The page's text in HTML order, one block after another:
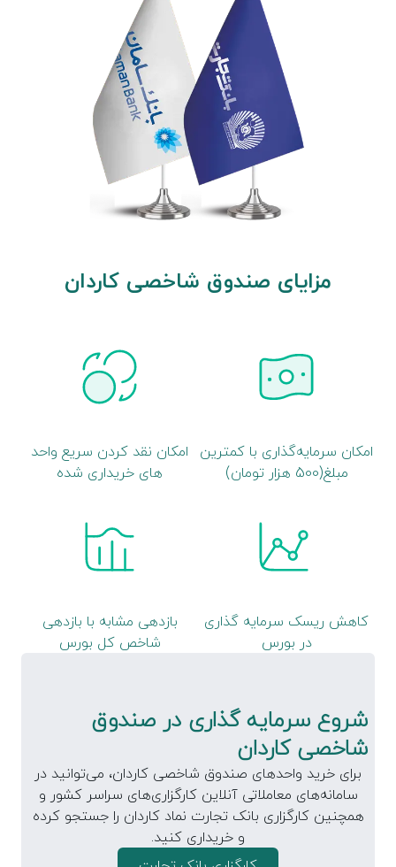
مزایای صندوق شاخصی کاردان
امکان سرمایه‌گذاری با کمترین
مبلغ(500 هزار تومان)
امکان نقد کردن سریع واحد
های خریداری شده
کاهش ریسک سرمایه گذاری
در بورس
بازدهی مشابه با بازدهی
شاخص کل بورس
شروع سرمایه گذاری در صندوق
شاخصی کاردان
برای خرید واحدهای صندوق شاخصی کاردان، می‌توانید در
سامانه‌های معاملاتی آنلاین کارگزاری‌های سراسر کشور و
همچنین کارگزاری بانک تجارت نماد کاردان را جستجو کرده
و خریداری کنید.